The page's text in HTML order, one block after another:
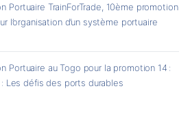
Portuaire TrainForTrade, 10ème promotion
l’organisation d’un système portuaire
Portuaire au Togo pour la promotion 14 :
Les défis des ports durables